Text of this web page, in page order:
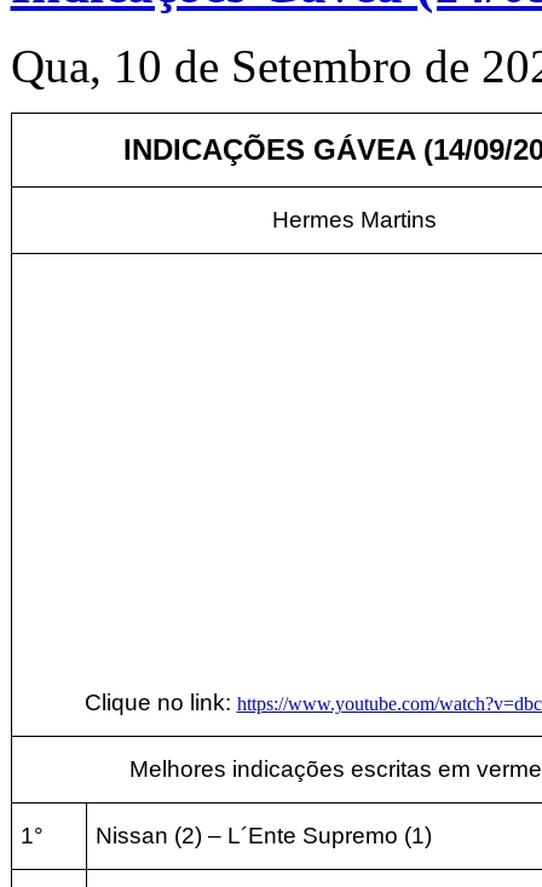
Qua, 10 de Setembro de
INDICAÇÕES GÁVEA (14/09/
Hermes Martins
Clique no link: https://www.youtube.com/
Melhores indicações escritas em
1° Nissan (2) – L´Ente Supremo (1)